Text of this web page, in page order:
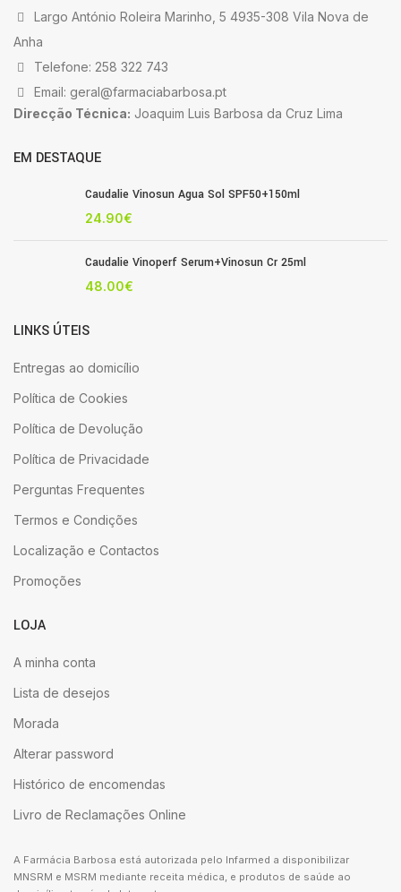
Largo António Roleira Marinho, 5 4935-308 Vila Nova de
Anha
Telefone: 258 322 743
Email: geral@farmaciabarbosa.pt
Direcção Técnica: Joaquim Luis Barbosa da Cruz Lima
EM DESTAQUE
Caudalie Vinosun Agua Sol SPF50+150ml
24.90€
Caudalie Vinoperf Serum+Vinosun Cr 25ml
48.00€
LINKS ÚTEIS
Entregas ao domicílio
Política de Cookies
Política de Devolução
Política de Privacidade
Perguntas Frequentes
Termos e Condições
Localização e Contactos
Promoções
LOJA
A minha conta
Lista de desejos
Morada
Alterar password
Histórico de encomendas
Livro de Reclamações Online
A Farmácia Barbosa está autorizada pelo Infarmed a disponibilizar
MNSRM e MSRM mediante receita médica, e produtos de saúde ao